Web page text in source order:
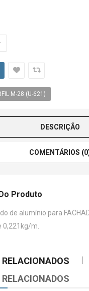
M-28 (U-621)
DESCRIÇÃO
COMENTÁRIOS
Produto
de alumínio para
0,221kg/m.